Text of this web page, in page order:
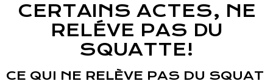
CERTAINS ACTES, NE
RELÉVE PAS DU
SQUATTE!
CE QUI NE RELÈVE PAS DU SQUAT